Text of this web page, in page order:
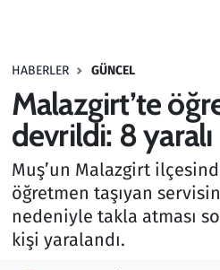
HABERLER GÜNCEL
Malazgirt’te
devrildi: 8 yaralı
Muş’un Malazgirt
öğretmen taşıyan
nedeniyle takla atması
kişi yaralandı.
Haber
Kültür Sanat
Kurumsal Haberler
Lezzet Durağı